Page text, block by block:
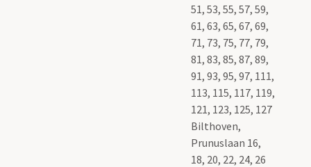
51, 53, 55, 57, 59,
61, 63, 65, 67, 69,
71, 73, 75, 77, 79,
81, 83, 85, 87, 89,
91, 93, 95, 97, 111,
113, 115, 117, 119,
121, 123, 125, 127
Bilthoven,
Prunuslaan 16,
18, 20, 22, 24, 26